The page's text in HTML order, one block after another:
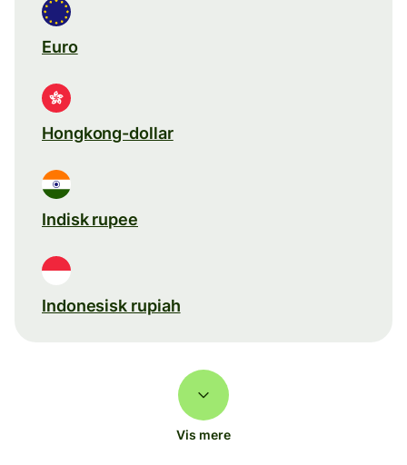
Euro
Hongkong-dollar
Indisk rupee
Indonesisk rupiah
Vis mere